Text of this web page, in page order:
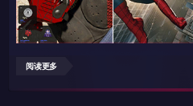
阅读更多